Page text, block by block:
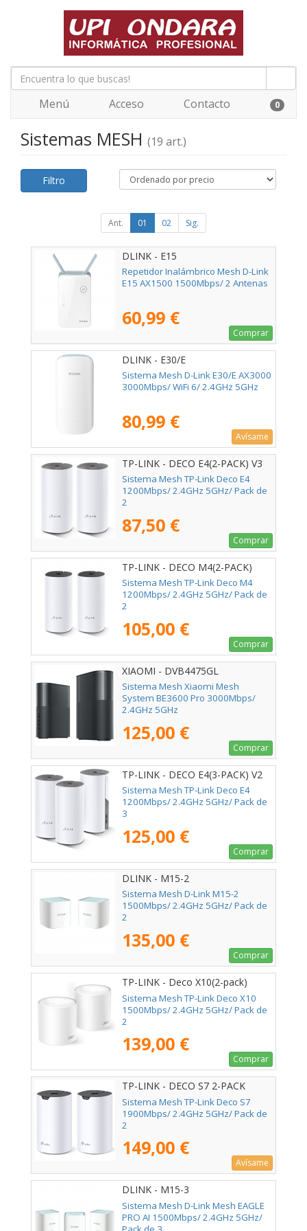
Menú Acceso Contacto 0
Sistemas MESH (19 art.)
Filtro
Ant. 01 02 Sig.
DLINK - E15
Repetidor Inalámbrico Mesh D-Link
E15 AX1500 1500Mbps/ 2 Antenas
60,99 €
Comprar
DLINK - E30/E
Sistema Mesh D-Link E30/E AX3000
3000Mbps/ WiFi 6/ 2.4GHz 5GHz
80,99 €
Avísame
TP-LINK - DECO E4(2-PACK) V3
Sistema Mesh TP-Link Deco E4
1200Mbps/ 2.4GHz 5GHz/ Pack de
2
87,50 €
Comprar
TP-LINK - DECO M4(2-PACK)
Sistema Mesh TP-Link Deco M4
1200Mbps/ 2.4GHz 5GHz/ Pack de
2
105,00 €
Comprar
XIAOMI - DVB4475GL
Sistema Mesh Xiaomi Mesh
System BE3600 Pro 3000Mbps/
2.4GHz 5GHz
125,00 €
Comprar
TP-LINK - DECO E4(3-PACK) V2
Sistema Mesh TP-Link Deco E4
1200Mbps/ 2.4GHz 5GHz/ Pack de
3
125,00 €
Comprar
DLINK - M15-2
Sistema Mesh D-Link M15-2
1500Mbps/ 2.4GHz 5GHz/ Pack de
2
135,00 €
Comprar
TP-LINK - Deco X10(2-pack)
Sistema Mesh TP-Link Deco X10
1500Mbps/ 2.4GHz 5GHz/ Pack de
2
139,00 €
Comprar
TP-LINK - DECO S7 2-PACK
Sistema Mesh TP-Link Deco S7
1900Mbps/ 2.4GHz 5GHz/ Pack de
2
149,00 €
Avísame
DLINK - M15-3
Sistema Mesh D-Link Mesh EAGLE
PRO AI 1500Mbps/ 2.4GHz 5GHz/